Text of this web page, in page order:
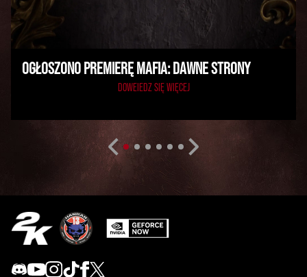
OGŁOSZONO PREMIERĘ MAFIA: DAWNE STRONY
DOWEIEDZ SIĘ WIĘCEJ